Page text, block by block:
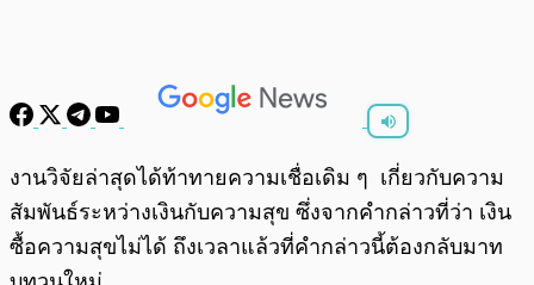
พร้อมเล่น /
งานวิจัยล่าสุดได้ท้าทายความเชื่อเดิม ๆ เกี่ยวกับความ
สัมพันธ์ระหว่างเงินกับความสุข ซึ่งจากคำกล่าวที่ว่า เงิน
ซื้อความสุขไม่ได้ ถึงเวลาแล้วที่คำกล่าวนี้ต้องกลับมาท